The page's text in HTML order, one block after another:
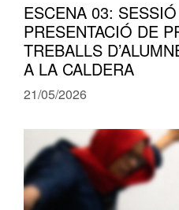
ESCENA 03:
PRESENTACIÓ DE
TREBALLS
A LA CALDERA
21/05/2026